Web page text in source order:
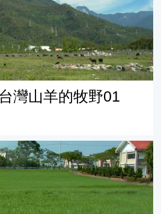
灣山羊的牧野01